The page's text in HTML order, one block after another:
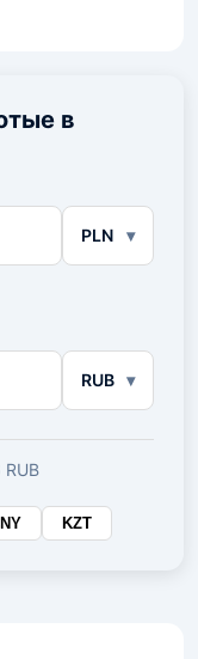
в
PLN
RUB
KZT